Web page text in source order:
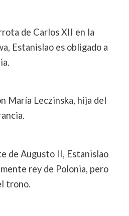
de Carlos XII en la
Estanislao es obligado a
María Leczinska, hija del
de Augusto II, Estanislao
rey de Polonia, pero
trono.